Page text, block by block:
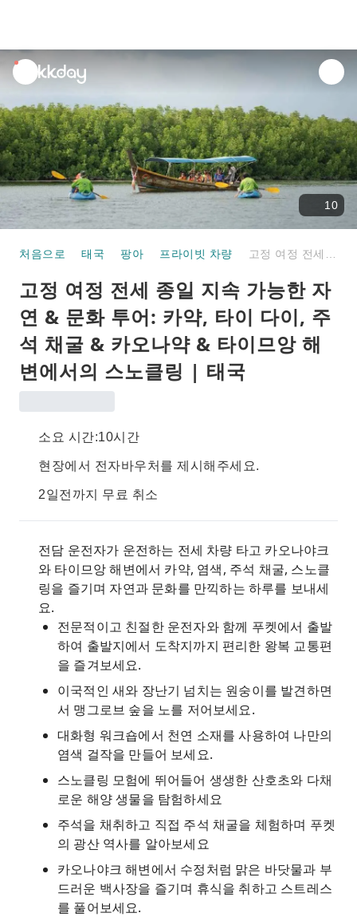
unread
notifications
10
처음으로 태국 팡아 프라이빗 차량
고정 여정 전세 종일 지속 가능한 자
연 & 문화 투어: 카약, 타이 다이, 주
석 채굴 & 카오나약 & 타이므앙 해
변에서의 스노클링 | 태국
소요 시간:10시간
현장에서 전자바우처를 제시해주세요.
2일전까지 무료 취소
전담 운전자가 운전하는 전세 차량 타고 카오나야크
와 타이므앙 해변에서 카약, 염색, 주석 채굴, 스노클
링을 즐기며 자연과 문화를 만끽하는 하루를 보내세
요.
전문적이고 친절한 운전자와 함께 푸켓에서 출발
하여 출발지에서 도착지까지 편리한 왕복 교통편
을 즐겨보세요.
이국적인 새와 장난기 넘치는 원숭이를 발견하면
서 맹그로브 숲을 노를 저어보세요.
대화형 워크숍에서 천연 소재를 사용하여 나만의
염색 걸작을 만들어 보세요.
스노클링 모험에 뛰어들어 생생한 산호초와 다채
로운 해양 생물을 탐험하세요
주석을 채취하고 직접 주석 채굴을 체험하며 푸켓
의 광산 역사를 알아보세요
카오나야크 해변에서 수정처럼 맑은 바닷물과 부
드러운 백사장을 즐기며 휴식을 취하고 스트레스
를 풀어보세요.